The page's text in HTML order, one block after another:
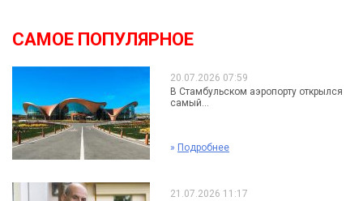
САМОЕ ПОПУЛЯРНОЕ
20.07.2026 07:59
В Стамбульском аэропорту открылся
самый...
» Подробнее
21.07.2026 11:17